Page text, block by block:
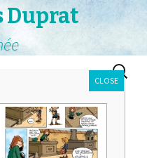
Duprat
de
sud)
CLOSE